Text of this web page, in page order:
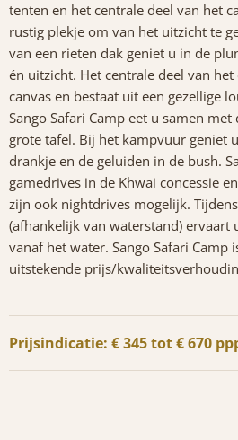
tenten en het centrale deel van het
rustig plekje om van het uitzicht te
van een rieten dak geniet u in de
én uitzicht. Het centrale deel van
canvas en bestaat uit een gezellige
Sango Safari Camp eet u samen met
grote tafel. Bij het kampvuur geniet
drankje en de geluiden in de bush.
gamedrives in de Khwai concessie
zijn ook nightdrives mogelijk.
(afhankelijk van waterstand) ervaart
vanaf het water. Sango Safari Camp
uitstekende prijs/
Prijsindicatie: € 345 tot € 670